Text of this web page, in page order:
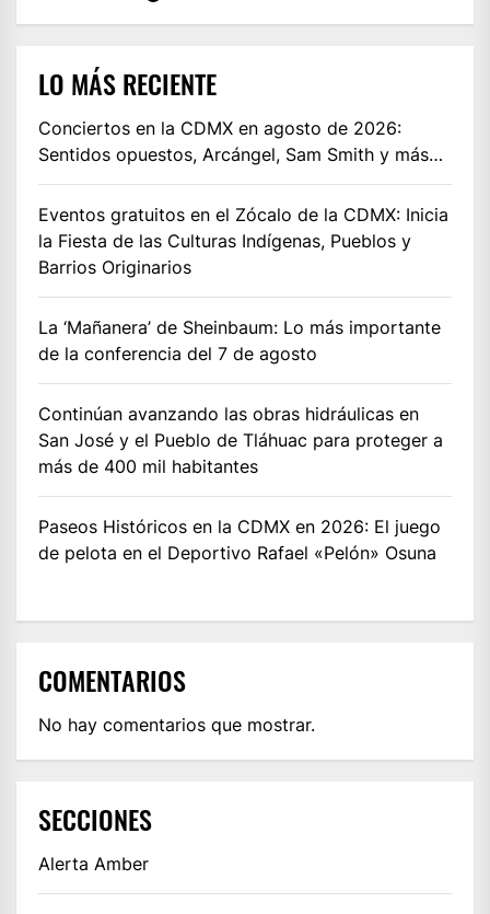
LO MÁS RECIENTE
Conciertos en la CDMX en agosto de 2026:
Sentidos opuestos, Arcángel, Sam Smith y más…
Eventos gratuitos en el Zócalo de la CDMX: Inicia
la Fiesta de las Culturas Indígenas, Pueblos y
Barrios Originarios
La ‘Mañanera’ de Sheinbaum: Lo más importante
de la conferencia del 7 de agosto
Continúan avanzando las obras hidráulicas en
San José y el Pueblo de Tláhuac para proteger a
más de 400 mil habitantes
Paseos Históricos en la CDMX en 2026: El juego
de pelota en el Deportivo Rafael «Pelón» Osuna
COMENTARIOS
No hay comentarios que mostrar.
SECCIONES
Alerta Amber